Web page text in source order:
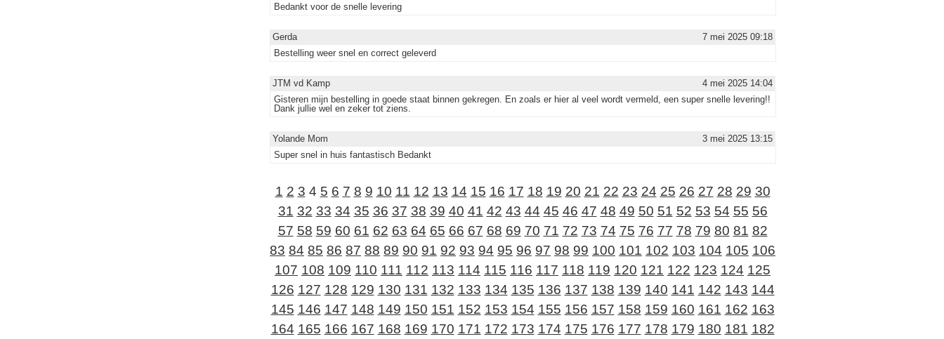
Bedankt voor de snelle levering
Gerda
7 mei 2025 09:18
Bestelling weer snel en correct geleverd
JTM vd Kamp
4 mei 2025 14:04
Gisteren mijn bestelling in goede staat binnen gekregen. En zoals er hier al veel wordt vermeld, een super snelle levering!!
Dank jullie wel en zeker tot ziens.
Yolande Mom
3 mei 2025 13:15
Super snel in huis fantastisch Bedankt
1 2 3 4 5 6 7 8 9 10 11 12 13 14 15 16 17 18 19 20 21 22 23 24 25 26 27 28 29 30
31 32 33 34 35 36 37 38 39 40 41 42 43 44 45 46 47 48 49 50 51 52 53 54 55 56
57 58 59 60 61 62 63 64 65 66 67 68 69 70 71 72 73 74 75 76 77 78 79 80 81 82
83 84 85 86 87 88 89 90 91 92 93 94 95 96 97 98 99 100 101 102 103 104 105 106
107 108 109 110 111 112 113 114 115 116 117 118 119 120 121 122 123 124 125
126 127 128 129 130 131 132 133 134 135 136 137 138 139 140 141 142 143 144
145 146 147 148 149 150 151 152 153 154 155 156 157 158 159 160 161 162 163
164 165 166 167 168 169 170 171 172 173 174 175 176 177 178 179 180 181 182